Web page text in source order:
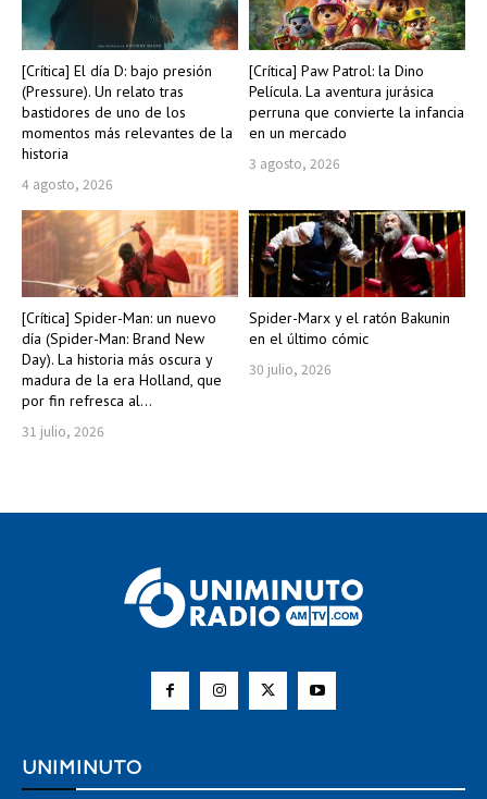
[Crítica] El día D: bajo presión
(Pressure). Un relato tras
bastidores de uno de los
momentos más relevantes de la
historia
4 agosto, 2026
[Crítica] Paw Patrol: la Dino
Película. La aventura jurásica
perruna que convierte la infancia
en un mercado
3 agosto, 2026
[Crítica] Spider-Man: un nuevo
día (Spider-Man: Brand New
Day). La historia más oscura y
madura de la era Holland, que
por fin refresca al...
31 julio, 2026
Spider-Marx y el ratón Bakunin
en el último cómic
30 julio, 2026
UNIMINUTO